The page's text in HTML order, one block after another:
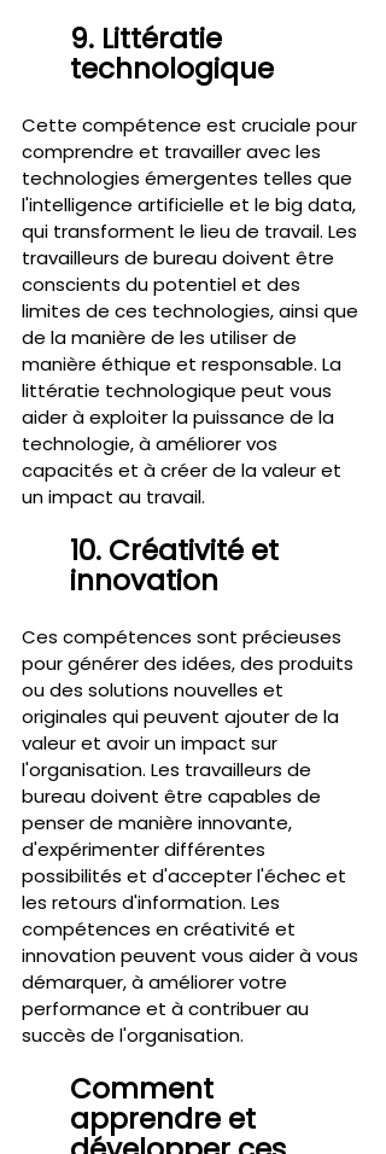
9. Littératie
technologique
Cette compétence est cruciale pour
comprendre et travailler avec les
technologies émergentes telles que
l'intelligence artificielle et le big data,
qui transforment le lieu de travail. Les
travailleurs de bureau doivent être
conscients du potentiel et des
limites de ces technologies, ainsi que
de la manière de les utiliser de
manière éthique et responsable. La
littératie technologique peut vous
aider à exploiter la puissance de la
technologie, à améliorer vos
capacités et à créer de la valeur et
un impact au travail.
10. Créativité et
innovation
Ces compétences sont précieuses
pour générer des idées, des produits
ou des solutions nouvelles et
originales qui peuvent ajouter de la
valeur et avoir un impact sur
l'organisation. Les travailleurs de
bureau doivent être capables de
penser de manière innovante,
d'expérimenter différentes
possibilités et d'accepter l'échec et
les retours d'information. Les
compétences en créativité et
innovation peuvent vous aider à vous
démarquer, à améliorer votre
performance et à contribuer au
succès de l'organisation.
Comment
apprendre et